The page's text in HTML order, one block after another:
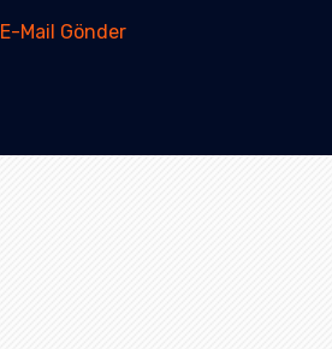
E-Mail Gönder